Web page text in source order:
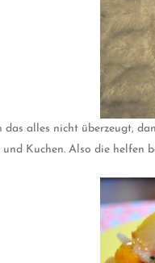
das alles nicht überzeugt,
und Kuchen. Also die helfen